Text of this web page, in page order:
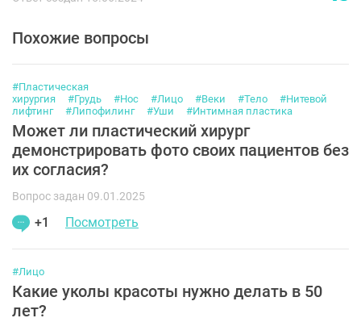
Похожие вопросы
#Пластическая
хирургия
#Грудь #Нос #Лицо #Веки #Тело
#Нитевой
лифтинг
#Липофилинг #Уши #Интимная пластика
Может ли пластический хирург
демонстрировать фото своих пациентов без
их согласия?
Вопрос задан 09.01.2025
+1 Посмотреть
#Лицо
Какие уколы красоты нужно делать в 50
лет?